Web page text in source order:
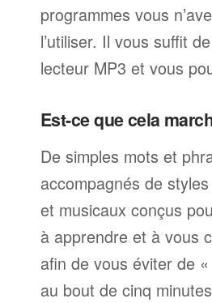
programmes vous
l’utiliser. Il vous suffit
lecteur MP3 et vous
Est-ce que cela
De simples mots et
accompagnés de
et musicaux conçus
à apprendre et à vous
afin de vous éviter de
au bout de cinq